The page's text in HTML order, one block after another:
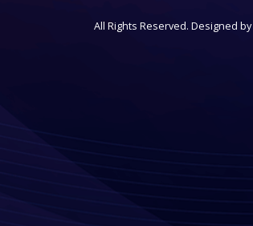
All Rights Reserved. Designed by